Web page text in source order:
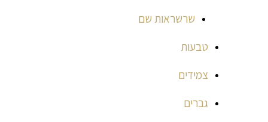
שרשראות שם
טבעות
צמידים
גברים